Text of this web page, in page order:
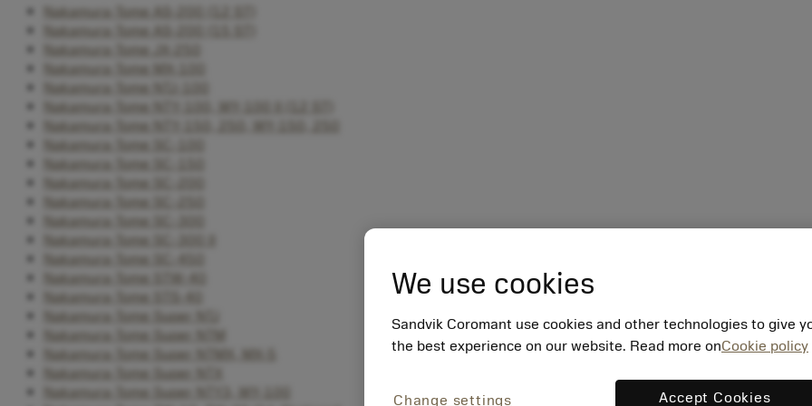
Nakamura-Tome AS-200 (12 ST)
Nakamura-Tome AS-200 (15 ST)
Nakamura-Tome JX-250
Nakamura-Tome MX-100
Nakamura-Tome NTJ-100
Nakamura-Tome NTY-100, WY-100 II (12 ST)
Nakamura-Tome NTY-150, 250, WY-150, 250
Nakamura-Tome SC-100
Nakamura-Tome SC-150
Nakamura-Tome SC-200
Nakamura-Tome SC-250
Nakamura-Tome SC-300
Nakamura-Tome SC-300 II
Nakamura-Tome SC-450
Nakamura-Tome STW-40
Nakamura-Tome STS-40
Nakamura-Tome Super NTJ
Nakamura-Tome Super NTM
Nakamura-Tome Super NTMX, MX-5
Nakamura-Tome Super NTX
Nakamura-Tome Super NTY3, WY-100
We use cookies
Sandvik Coromant use cookies and other technologies to give
the best experience on our website. Read more onCookie policy
Change settings Accept Cookies